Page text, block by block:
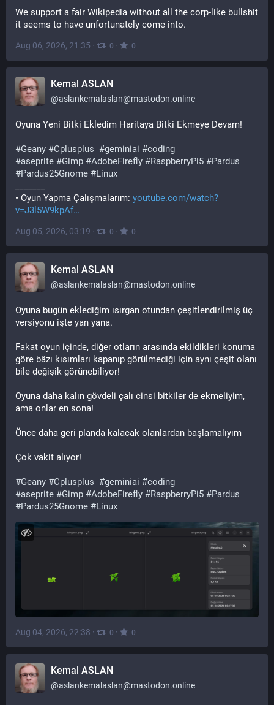
We support a fair Wikipedia without all the corp-like bullshit
it seems to have unfortunately come into.
Aug 06, 2026, 21:35 · 0 · 0
Kemal ASLAN
@aslankemalaslan@mastodon.online
Oyuna Yeni Bitki Ekledim Haritaya Bitki Ekmeye Devam!
#Geany #Cplusplus #geminiai #coding
#aseprite #Gimp #AdobeFirefly #RaspberryPi5 #Pardus
#Pardus25Gnome #Linux
• Oyun Yapma Çalışmalarım: youtube.com/watch?
v=J3l5W9kpAf
Aug 05, 2026, 03:19 · 0 · 0
Kemal ASLAN
@aslankemalaslan@mastodon.online
Oyuna bugün eklediğim ısırgan otundan çeşitlendirilmiş üç
versiyonu işte yan yana.
Fakat oyun içinde, diğer otların arasında ekildikleri konuma
göre bâzı kısımları kapanıp görülmediği için aynı çeşit olanı
bile değişik görünebiliyor!
Oyuna daha kalın gövdeli çalı cinsi bitkiler de ekmeliyim,
ama onlar en sona!
Önce daha geri planda kalacak olanlardan başlamalıyım
Çok vakit alıyor!
#Geany #Cplusplus #geminiai #coding
#aseprite #Gimp #AdobeFirefly #RaspberryPi5 #Pardus
#Pardus25Gnome #Linux
Aug 04, 2026, 22:38 · 0 · 0
Kemal ASLAN
@aslankemalaslan@mastodon.online